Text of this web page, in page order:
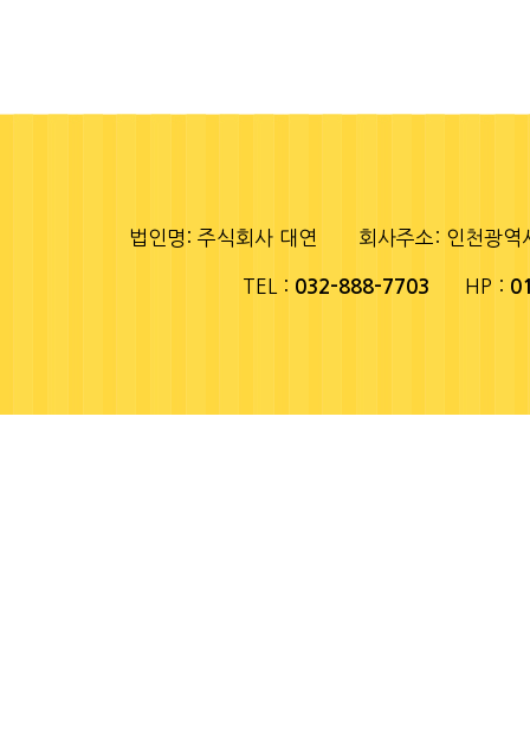
법인명: 주식회사 대연 회사주소: 인천광
TEL : 032-888-7703 HP :